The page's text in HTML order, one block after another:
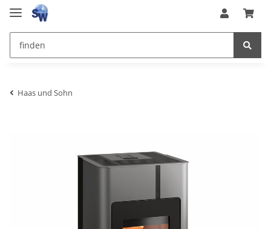
Haas und Sohn